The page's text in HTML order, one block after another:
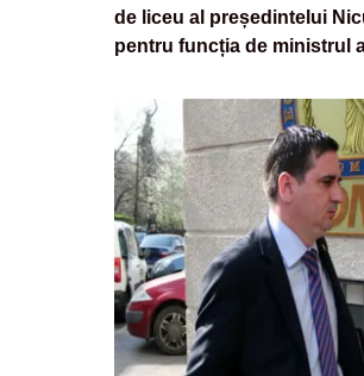
de liceu al președintelui
pentru funcția de ministrul